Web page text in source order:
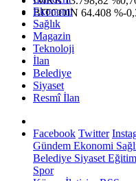
BITCOIN 64.408 %-
Ekonomi
Sağlık
Magazin
Teknoloji
İlan
Belediye
Siyaset
Resmî İlan
Facebook Twitter
Gündem Ekonomi
Belediye Siyaset Eğitim
Spor